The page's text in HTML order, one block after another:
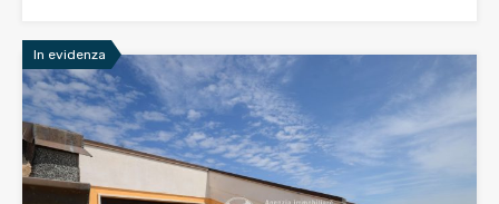
In evidenza